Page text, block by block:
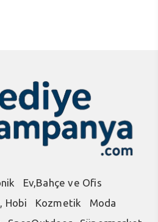
Ev,Bahçe ve Ofis
Hobi
Kozmetik
Moda